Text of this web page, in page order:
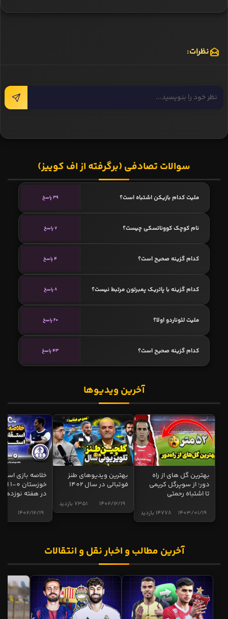
نظرات:
سوالات تصادفی (برگرفته از اف کوییز)
ملیت کدام بازیکن اشتباه است؟ 39 پاسخ
نام کوچک کووناتسکی چیست؟ 7 پاسخ
کدام گزینه صحیح است؟ 4 پاسخ
کدام گزینه با پاتریک پمبرتون مرتبط نیست؟ 8 پاسخ
ملیت لئوناردو اولا؟ 20 پاسخ
کدام گزینه صحیح است؟ 43 پاسخ
آخرین ویدیوها
بهترین گل های از راه
دور؛ از سوپرگل کریمی
تا اشتباه رحمتی
14778 بازدید 1403/01/19
بهترین ویدیوهای طنز
فوتبالی در سال 1402
7351 بازدید 1402/12/19
خلاصه بازی
در هفته نوزدهم
1402/12/19
آخرین مطالب و اخبار نقل و انتقالات